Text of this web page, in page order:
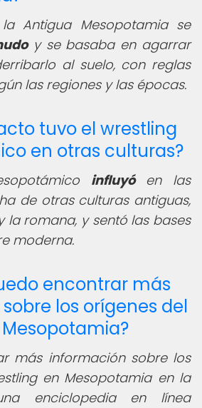
Antigua Mesopotamia se
y se basaba en agarrar
al suelo, con reglas
las regiones y las épocas.
tuvo el wrestling
en otras culturas?
influyóen las
de otras culturas antiguas,
la romana, y sentó las bases
moderna.
encontrar más
los orígenes del
más información sobre los
en Mesopotamia en la
enciclopedia en línea